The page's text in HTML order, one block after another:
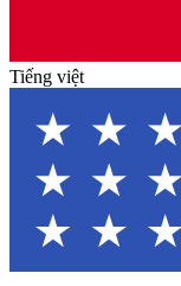
Tiếng việt